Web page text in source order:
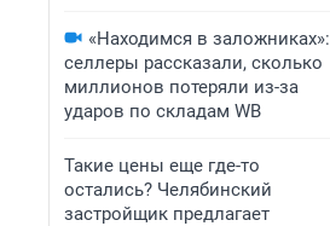
«Находимся в заложниках»:
селлеры рассказали, сколько
миллионов потеряли из-за
ударов по складам WB
Такие цены еще где-то
остались? Челябинский
застройщик предлагает